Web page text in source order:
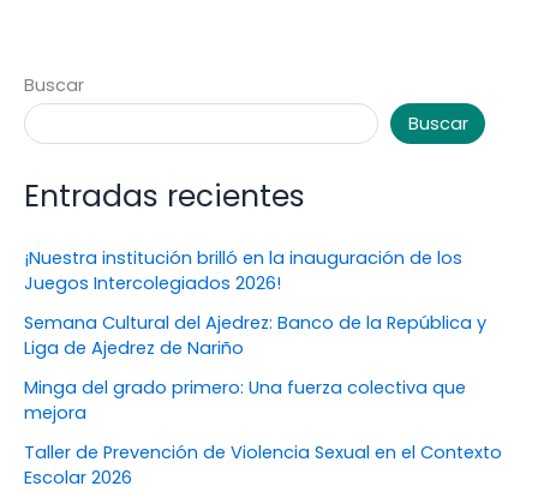
Buscar
Buscar
Entradas recientes
¡Nuestra institución brilló en la inauguración de los
Juegos Intercolegiados 2026!
Semana Cultural del Ajedrez: Banco de la República y
Liga de Ajedrez de Nariño
Minga del grado primero: Una fuerza colectiva que
mejora
Taller de Prevención de Violencia Sexual en el Contexto
Escolar 2026